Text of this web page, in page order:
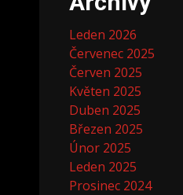
Leden 2026
Červenec 2025
Červen 2025
Květen 2025
Duben 2025
Březen 2025
Únor 2025
Leden 2025
Prosinec 2024